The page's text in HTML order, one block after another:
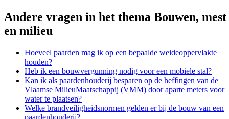
Andere vragen in het thema Bouwen, mest
en milieu
Hoeveel paarden mag ik op een bepaalde weideoppervlakte
houden?
Heb ik een bouwvergunning nodig voor een mobiele stal?
Kan ik als paardenhouderij besparen op de heffingen van de
Vlaamse MilieuMaatschappij (VMM) door aparte meters voor
water te plaatsen?
Welke brandveiligheidsnormen gelden er bij de bouw van een
paardenhouderij?